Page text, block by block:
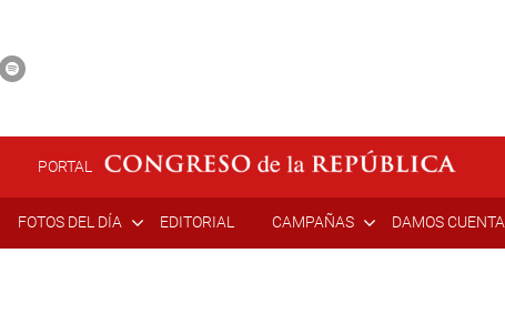
PORTAL
FOTOS DEL DÍA EDITORIAL CAMPAÑAS DAMOS CUENTA